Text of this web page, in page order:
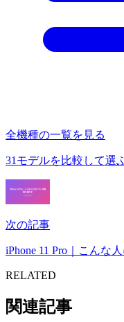
全機種の一覧を見る
31モデルを比較して選
次の記事
iPhone 11 Pro｜こんな
RELATED
関連記事